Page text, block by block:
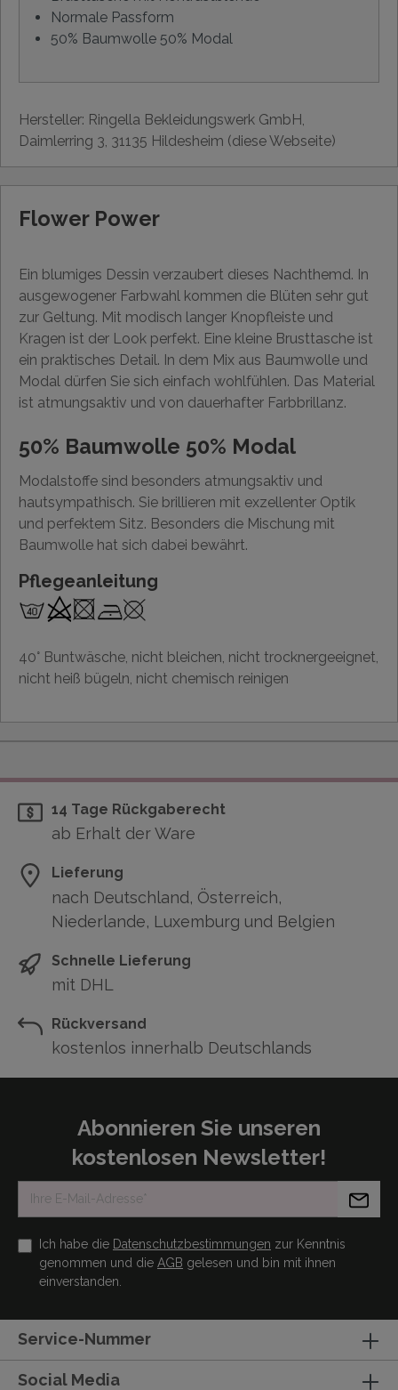
Normale Passform
50% Baumwolle 50% Modal
Hersteller: Ringella Bekleidungswerk GmbH,
Daimlerring 3, 31135 Hildesheim (diese Webseite)
Flower Power
Ein blumiges Dessin verzaubert dieses Nachthemd. In
ausgewogener Farbwahl kommen die Blüten sehr gut
zur Geltung. Mit modisch langer Knopfleiste und
Kragen ist der Look perfekt. Eine kleine Brusttasche ist
ein praktisches Detail. In dem Mix aus Baumwolle und
Modal dürfen Sie sich einfach wohlfühlen. Das Material
ist atmungsaktiv und von dauerhafter Farbbrillanz.
50% Baumwolle 50% Modal
Modalstoffe sind besonders atmungsaktiv und
hautsympathisch. Sie brillieren mit exzellenter Optik
und perfektem Sitz. Besonders die Mischung mit
Baumwolle hat sich dabei bewährt.
Pflegeanleitung
40° Buntwäsche, nicht bleichen, nicht trocknergeeignet,
nicht heiß bügeln, nicht chemisch reinigen
14 Tage Rückgaberecht
ab Erhalt der Ware
Lieferung
nach Deutschland, Österreich,
Niederlande, Luxemburg und Belgien
Schnelle Lieferung
mit DHL
Rückversand
kostenlos innerhalb Deutschlands
Abonnieren Sie unseren
kostenlosen Newsletter!
Ich habe die Datenschutzbestimmungen zur Kenntnis
genommen und die AGB gelesen und bin mit ihnen
einverstanden.
Service-Nummer
Social Media